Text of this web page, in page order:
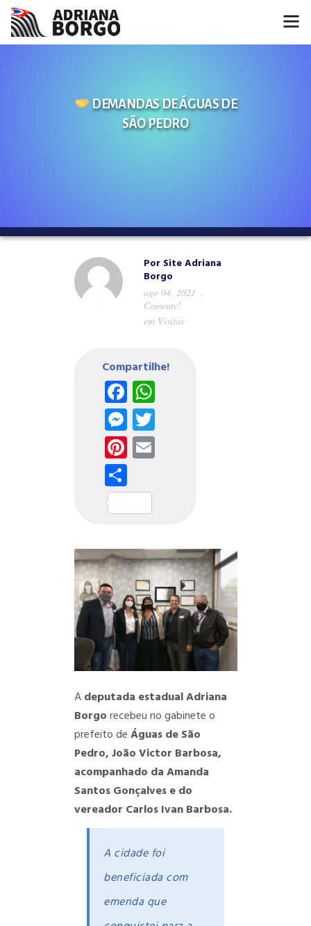
CONHEÇA A ADRIANA
DEMANDAS DE ÁGUAS DE
SÃO PEDRO
Por Site Adriana
Borgo
ago 04, 2021
Comente!
em Visitas
Compartilhe!
Facebook
WhatsApp
Messenger
Twitter
Pinterest
Email
Share
Adeputada estadual Adriana
Borgorecebeu no gabinete o
prefeito deÁguas de São
Pedro, João Victor Barbosa,
acompanhado da Amanda
Santos Gonçalves e do
vereador Carlos Ivan Barbosa.
A cidade foi
beneficiada com
emenda que